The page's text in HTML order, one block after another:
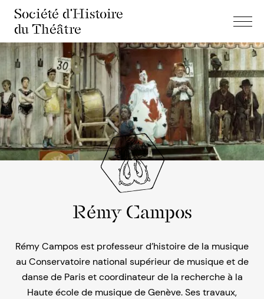
Société d'Histoire
du Théâtre
Rémy Campos
Rémy Campos est professeur d’histoire de la musique
au Conservatoire national supérieur de musique et de
danse de Paris et coordinateur de la recherche à la
Haute école de musique de Genève. Ses travaux,